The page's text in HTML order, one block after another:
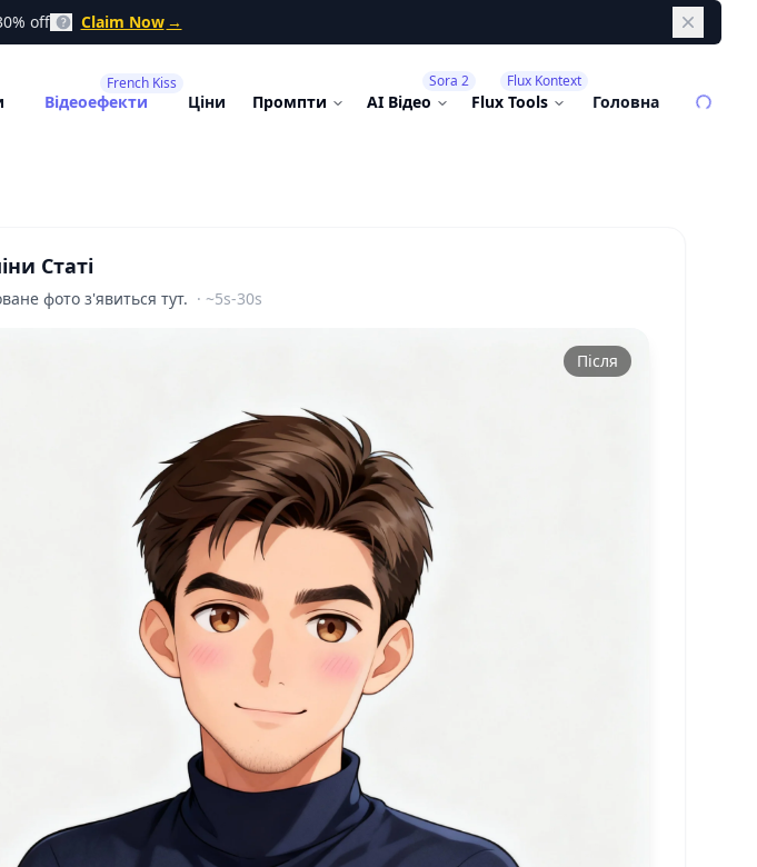
off Claim Now → Dismiss
Відеоефекти
French Kiss
Ціни Промпти AI Відео
Sora 2
Flux Tools
Flux Kontext
Головна
Статі
фото з'явиться тут. · ~5s-30s
Після